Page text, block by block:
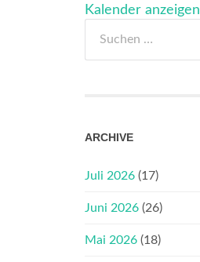
Kalender anzeigen
nach:
ARCHIVE
Juli 2026 (17)
Juni 2026 (26)
Mai 2026 (18)